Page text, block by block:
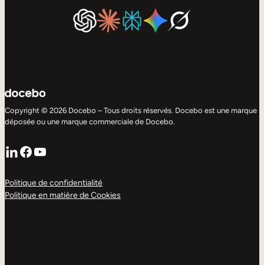
Copyright © 2026 Docebo – Tous droits réservés. Docebo est une marque
déposée ou une marque commerciale de Docebo.
LinkedIn
Facebook
YouTube
Politique de confidentialité
Politique en matière de Cookies